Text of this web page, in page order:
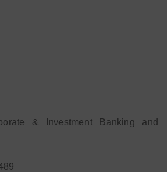
& Investment Banking and